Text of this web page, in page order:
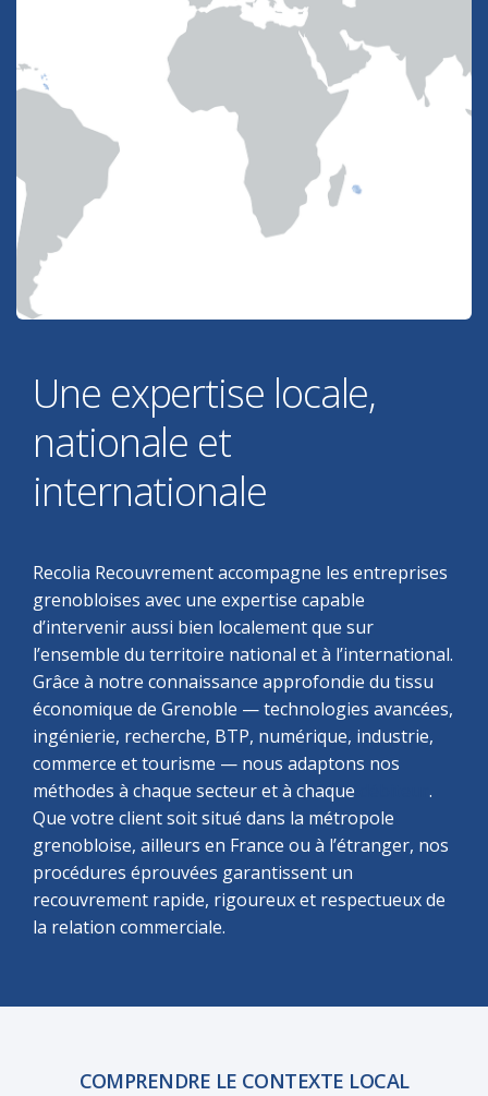
Une expertise locale,
nationale et
internationale
Recolia Recouvrement accompagne les entreprises
grenobloises avec une expertise capable
d’intervenir aussi bien localement que sur
l’ensemble du territoire national et à l’international.
Grâce à notre connaissance approfondie du tissu
économique de Grenoble — technologies avancées,
ingénierie, recherche, BTP, numérique, industrie,
commerce et tourisme — nous adaptons nos
méthodes à chaque secteur et à chaque
.
Que votre client soit situé dans la métropole
grenobloise, ailleurs en France ou à l’étranger, nos
procédures éprouvées garantissent un
recouvrement rapide, rigoureux et respectueux de
la relation commerciale.
COMPRENDRE LE CONTEXTE LOCAL